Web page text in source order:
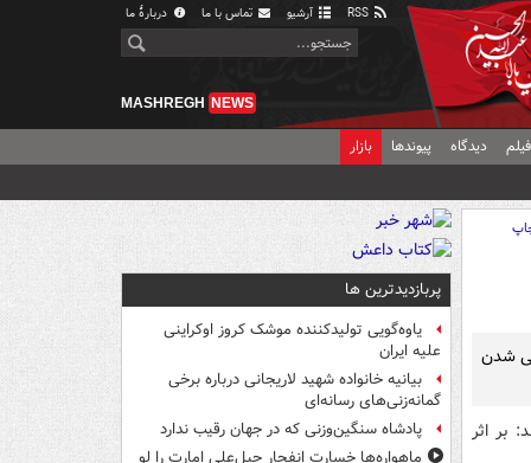
آرشیو تماس با ما دربارهٔ ما
MASHREGH NEWS
دیدگاه پیوندها بازار
شدن
بر اثر
پربازدیدترین ها
یاوه‌گویی تولیدکننده موشک کروز اوکراینی
علیه ایران
بیانیه خانواده شهید لاریجانی درباره برخی
گمانه‌زنی‌های رسانه‌ای
پادشاه سنگین‌وزنی که در جهان رقیب ندارد
ماهواره‌ها خسارت انفجار جبل‌علی امارت را لو